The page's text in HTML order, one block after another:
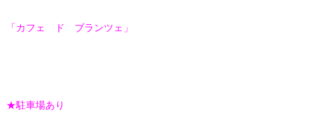
「カフェ ド ブランツェ」
★駐車場あり